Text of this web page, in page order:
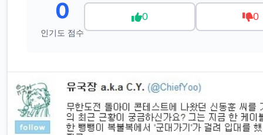
0
인기도 점수
0 0